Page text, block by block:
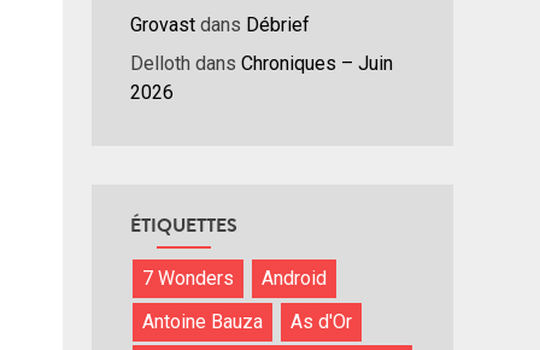
Grovast dans Débrief
Delloth dans Chroniques – Juin
2026
ÉTIQUETTES
7 Wonders
Android
Antoine Bauza
As d'Or